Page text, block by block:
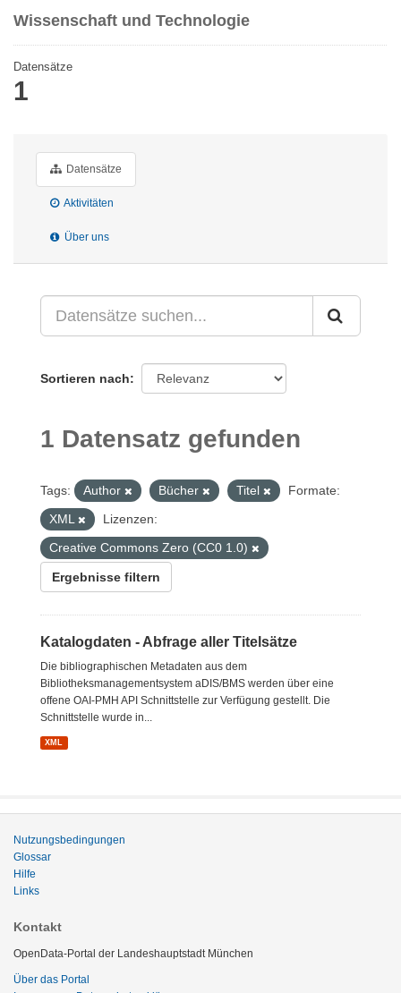
Wissenschaft und Technologie
Datensätze
1
Datensätze
Aktivitäten
Über uns
Sortieren nach
1 Datensatz gefunden
Tags: Author Bücher Titel
Formate:
XML
Lizenzen:
Creative Commons Zero (CC0 1.0)
Ergebnisse filtern
Katalogdaten - Abfrage aller Titelsätze
Die bibliographischen Metadaten aus dem
Bibliotheksmanagementsystem aDIS/BMS werden über eine
offene OAI-PMH API Schnittstelle zur Verfügung gestellt. Die
Schnittstelle wurde in...
XML
Nutzungsbedingungen
Glossar
Hilfe
Links
Kontakt
OpenData-Portal der Landeshauptstadt München
Über das Portal